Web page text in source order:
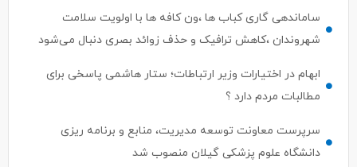
ساماندهی گاری کباب ها ،ون کافه ها با اولویت سلامت
شهروندان ،کاهش ترافیک و حذف زوائد بصری دنبال می‌شود
ابهام در اختیارات وزیر ارتباطات؛ ستار هاشمی پاسخی برای
مطالبات مردم دارد ؟
سرپرست معاونت توسعه مدیریت، منابع و برنامه ریزی
دانشگاه علوم پزشکی گیلان منصوب شد